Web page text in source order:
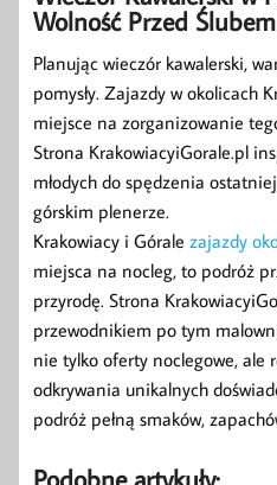
Wolność Przed Ślubem
Planując wieczór kawalerski,
pomysły. Zajazdy w okolicach
miejsce na zorganizowanie
Strona KrakowiacyiGorale.pl
młodych do spędzenia
górskim plenerze.
Krakowiacy i Górale zajazdy
miejsca na nocleg, to podróż
przyrodę. Strona
przewodnikiem po tym
nie tylko oferty noclegowe, ale
odkrywania unikalnych
podróż pełną smaków,
Podobne artykuły: